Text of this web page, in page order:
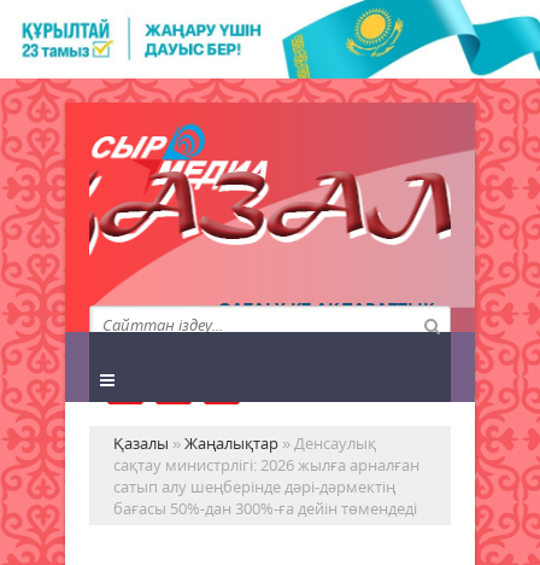
QAZALY.KZ АҚПАРАТТЫҚ
АГЕНТТІГІ
Қазалы »Жаңалықтар » Денсаулық
сақтау министрлігі: 2026 жылға арналған
сатып алу шеңберінде дәрі-дәрмектің
бағасы 50%-дан 300%-ға дейін төмендеді